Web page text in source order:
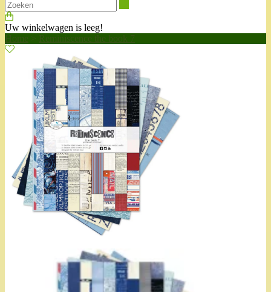
Uw winkelwagen is leeg!
Home
Reminiscence the book 7